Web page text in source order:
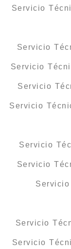
Servicio
Servicio
Servicio
Servicio
Servicio
Servicio
Servicio
Servicio
Servicio
Servicio